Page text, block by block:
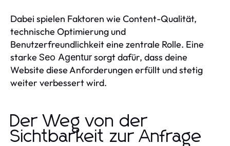
Dabei spielen Faktoren wie Content-Qualität,
technische Optimierung und
Benutzerfreundlichkeit eine zentrale Rolle. Eine
starke Seo Agentursorgt dafür, dass deine
Website diese Anforderungen erfüllt und stetig
weiter verbessert wird.
Der Weg von der
Sichtbarkeit zur Anfrage